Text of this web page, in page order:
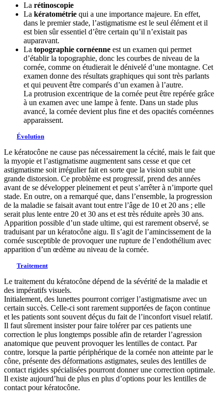
La rétinoscopie
La kératométrie qui a une importance majeure. En effet,
dans le premier stade, l’astigmatisme est le seul élément et il
est bien sûr essentiel d’être certain qu’il n’existait pas
auparavant.
La topographie cornéenne est un examen qui permet
d’établir la topographie, donc les courbes de niveau de la
cornée, comme on étudierait le dénivelé d’une montagne. Cet
examen donne des résultats graphiques qui sont très parlants
et qui peuvent être comparés d’un examen à l’autre.
La protrusion excentrique de la cornée peut être repérée grâce
à un examen avec une lampe à fente. Dans un stade plus
avancé, la cornée devient plus fine et des opacités cornéennes
apparaissent.
Évolution
Le kératocône ne cause pas nécessairement la cécité, mais le fait que
la myopie et l’astigmatisme augmentent sans cesse et que cet
astigmatisme soit irrégulier fait en sorte que la vision subit une
grande distorsion. Ce problème est progressif, prend des années
avant de se développer pleinement et peut s’arrêter à n’importe quel
stade. En outre, on a remarqué que, dans l’ensemble, la progression
de la maladie se faisait avant tout entre l’âge de 10 et 20 ans ; elle
serait plus lente entre 20 et 30 ans et est très réduite après 30 ans.
Apparition possible d’un stade ultime, qui est rarement observé, se
traduisant par un kératocône aigu. Il s’agit de l’amincissement de la
cornée susceptible de provoquer une rupture de l’endothélium avec
apparition d’un œdème au niveau de la cornée.
Traitement
Le traitement du kératocône dépend de la sévérité de la maladie et
des impératifs visuels.
Initialement, des lunettes pourront corriger l’astigmatisme avec un
certain succès. Celle-ci sont rarement supportées de façon continue
et les patients sont souvent déçus du fait de l’inconfort visuel relatif.
Il faut sûrement insister pour faire tolérer par ces patients une
correction le plus longtemps possible afin de retarder l’agression
anatomique que peuvent provoquer les lentilles de contact. Par
contre, lorsque la partie périphérique de la cornée non atteinte par le
cône, présente des déformations astigmates, seules des lentilles de
contact rigides spécialisées pourront donner une correction optimale.
Il existe aujourd’hui de plus en plus d’options pour les lentilles de
contact pour kératocône.